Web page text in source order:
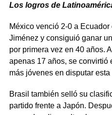
Los logros de
México venció 2-0 a
Jiménez y consiguió ganar
por primera vez en 40 años.
apenas 17 años, se convirtió
más jóvenes en disputar
Brasil también selló su
partido frente a Japón.